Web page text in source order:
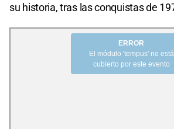
su historia, tras las conquistas de